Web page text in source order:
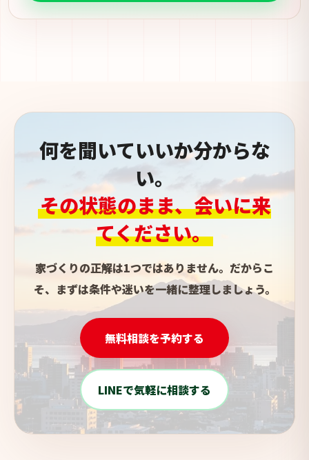
何を聞いていいか分からな
い。
その状態のまま、会いに来
てください。
家づくりの正解は1つではありません。だからこ
そ、まずは条件や迷いを一緒に整理しましょう。
無料相談を予約する
LINEで気軽に相談する